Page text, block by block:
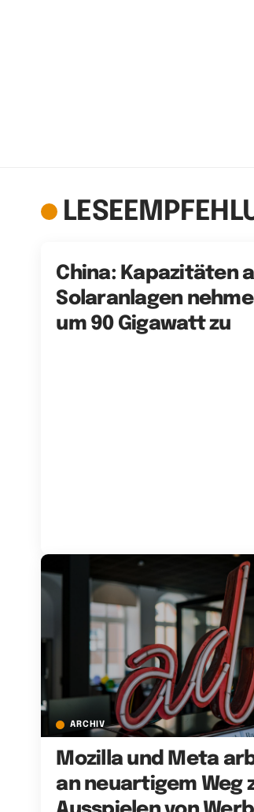
China: Kapazitäten
Solaranlagen
um 90 Gigawatt zu
ARCHIV
Mozilla und Meta
an neuartigem Weg